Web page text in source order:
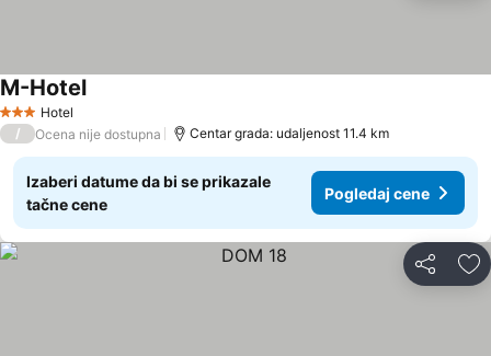
3 Zvezdice
Hotel
M-Hotel
/ Ocena nije dostupna Centar grada: udaljenost 11.4 km
Izaberi datume da bi se prikazale
tačne cene
Pogledaj cene
Deli